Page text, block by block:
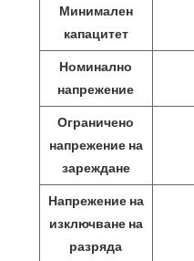
Минимален
капацитет
Номинално
напрежение
Ограничено
напрежение на
зареждане
Напрежение на
изключване на
разряда